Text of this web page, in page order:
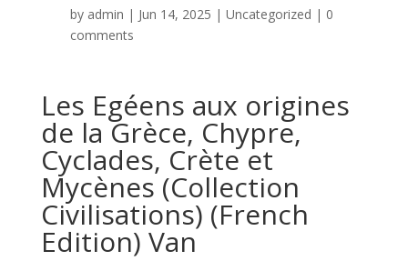
by admin | Jun 14, 2025 | Uncategorized | 0
comments
Les Egéens aux origines
de la Grèce, Chypre,
Cyclades, Crète et
Mycènes (Collection
Civilisations) (French
Edition) Van